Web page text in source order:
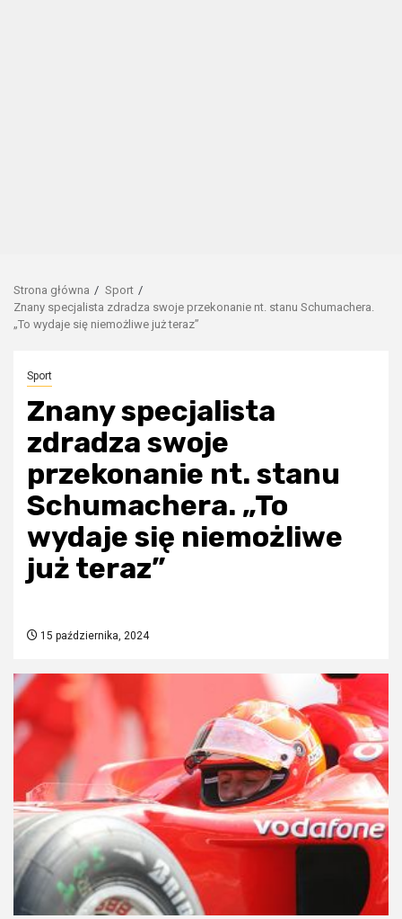
Strona główna
Sport
Znany specjalista zdradza swoje przekonanie nt. stanu Schumachera.
„To wydaje się niemożliwe już teraz”
Sport
Znany specjalista
zdradza swoje
przekonanie nt. stanu
Schumachera. „To
wydaje się niemożliwe
już teraz”
15 października, 2024